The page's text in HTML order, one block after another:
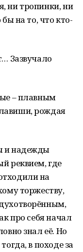
ни тропинки, ни
на то, что кто-
Зазвучало
– плавным
рождая
и надежды
реквием, где
на
торжеству,
про себя начал
знал её. Но
в походе за